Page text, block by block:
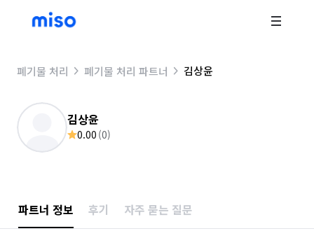
폐기물 처리 폐기물 처리 파트너 김상윤
김상윤
0.00 (0)
파트너 정보 후기 자주 묻는 질문